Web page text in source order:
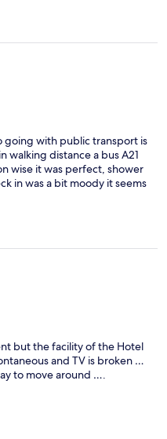
going with public transport is
walking distance a bus A21
wise it was perfect, shower
in was a bit moody it seems
but the facility of the Hotel
and TV is broken …
to move around ….